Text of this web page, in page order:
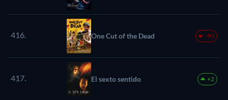
416. One Cut of the Dead -90
417. El sexto sentido +2